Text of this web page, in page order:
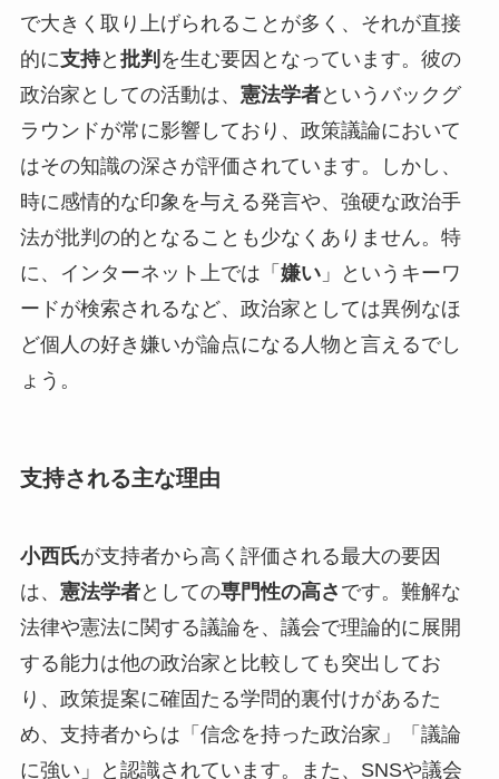
で大きく取り上げられることが多く、それが直接
的に支持と 批判 を生む要因となっています。彼の
政治家としての活動は、 憲法学者というバックグ
ラウンドが常に影響しており、政策議論において
はその知識の深さが評価されています。しかし、
時に感情的な印象を与える発言や、強硬な政治手
法が批判の的となることも少なくありません。特
に、インターネット上では「 嫌い」というキーワ
ードが検索されるなど、政治家としては異例なほ
ど個人の好き嫌いが論点になる人物と言えるでし
ょう。
支持される主な理由
小西氏が支持者から高く評価される最大の要因
は、 憲法学者としての専門性の高さ です。難解な
法律や憲法に関する議論を、議会で理論的に展開
する能力は他の政治家と比較しても突出してお
り、政策提案に確固たる学問的裏付けがあるた
め、支持者からは「信念を持った政治家」「議論
に強い」と認識されています。また、SNSや議会